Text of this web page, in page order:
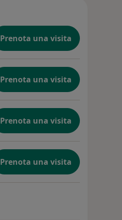
Prenota una visita
Prenota una visita
Prenota una visita
Prenota una visita